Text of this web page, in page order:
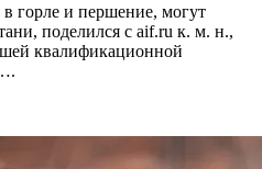
горле и першение, могут
поделился с aif.ru к. м. н.,
квалификационной